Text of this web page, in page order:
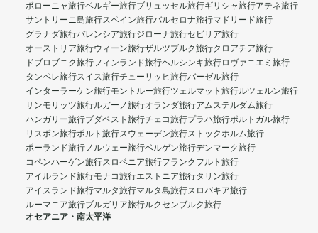
ボローニャ旅行ベルギー旅行ブリュッセル旅行ギリシャ旅行アテネ旅行
サントリーニ島旅行スペイン旅行バルセロナ旅行マドリード旅行
グラナダ旅行バレンシア旅行ジローナ旅行セビリア旅行
オーストリア旅行ウィーン旅行ザルツブルク旅行クロアチア旅行
ドブロブニク旅行フィンランド旅行ヘルシンキ旅行ロヴァニエミ旅行
タンペレ旅行スイス旅行チューリッヒ旅行バーゼル旅行
インターラーケン旅行モントルー旅行ツェルマット旅行ルツェルン旅行
サンモリッツ旅行ルガーノ旅行オランダ旅行アムステルダム旅行
ハンガリー旅行ブダペスト旅行チェコ旅行プラハ旅行ポルトガル旅行
リスボン旅行ポルト旅行スウェーデン旅行ストックホルム旅行
ポーランド旅行ノルウェー旅行ベルゲン旅行デンマーク旅行
コペンハーゲン旅行スロベニア旅行フランクフルト旅行
アイルランド旅行モナコ旅行エストニア旅行タリン旅行
アイスランド旅行マルタ旅行マルタ島旅行スロバキア旅行
ルーマニア旅行ブルガリア旅行ルクセンブルク旅行
オセアニア・南太平洋